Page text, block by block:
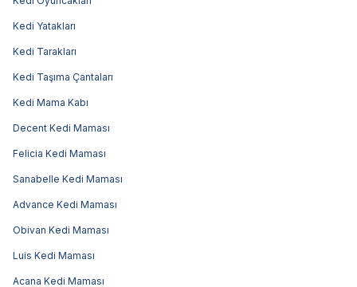
Kedi Yatakları
Kedi Tarakları
Kedi Taşıma Çantaları
Kedi Mama Kabı
Decent Kedi Maması
Felicia Kedi Maması
Sanabelle Kedi Maması
Advance Kedi Maması
Obivan Kedi Maması
Luis Kedi Maması
Acana Kedi Maması